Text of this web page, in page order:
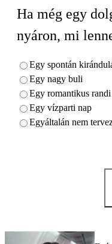
Ha még egy
nyáron, mi
Egy spontán
Egy nagy buli
Egy romantikus randi
Egy vízparti nap
Egyáltalán nem